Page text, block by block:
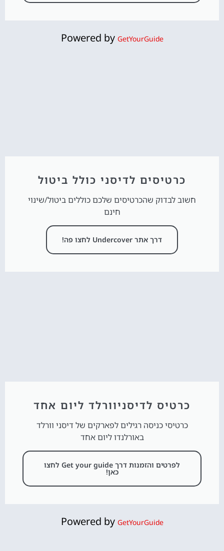
Powered by GetYourGuide
כרטיסים לדיסני כולל ביטול
חשוב לבדוק שהכרטיסים שלכם כוללים ביטול/שינוי
חינם
דרך אתר Undercover לחצו פה!
כרטיס לדיסניוורלד ליום אחד
כרטיסי כניסה רגילים לפארקים של דיסני וורלד
באורלנדו ליום אחד
לפרטים והזמנות דרך Get your guide לחצו
כאן!
Powered by GetYourGuide